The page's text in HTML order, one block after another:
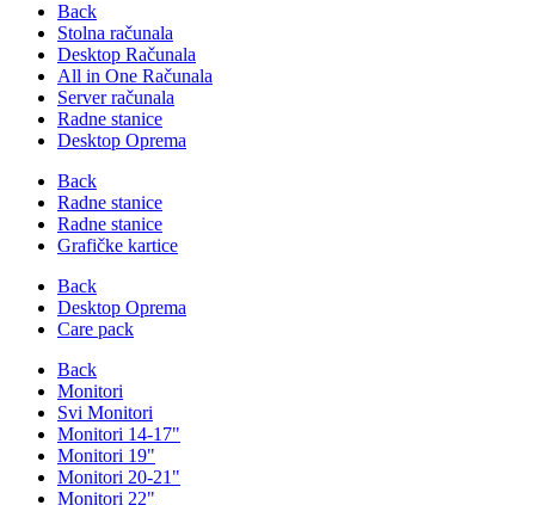
Back
Stolna računala
Desktop Računala
All in One Računala
Server računala
Radne stanice
Desktop Oprema
Back
Radne stanice
Radne stanice
Grafičke kartice
Back
Desktop Oprema
Care pack
Back
Monitori
Svi Monitori
Monitori 14-17"
Monitori 19"
Monitori 20-21"
Monitori 22"